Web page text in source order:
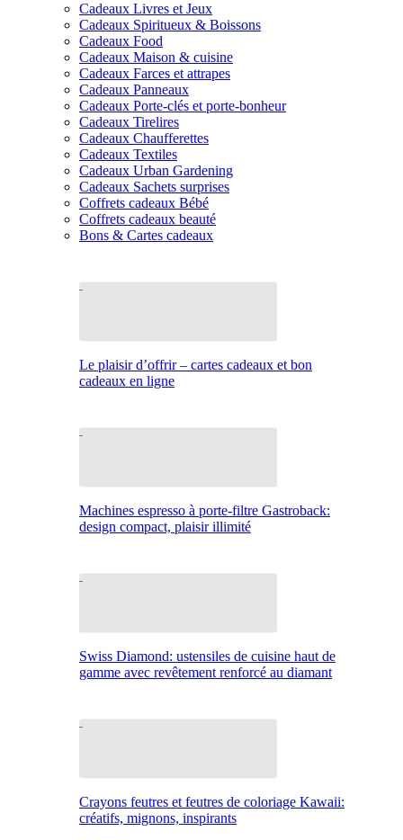
Cadeaux Livres et Jeux
Cadeaux Spiritueux & Boissons
Cadeaux Food
Cadeaux Maison & cuisine
Cadeaux Farces et attrapes
Cadeaux Panneaux
Cadeaux Porte-clés et porte-bonheur
Cadeaux Tirelires
Cadeaux Chaufferettes
Cadeaux Textiles
Cadeaux Urban Gardening
Cadeaux Sachets surprises
Coffrets cadeaux Bébé
Coffrets cadeaux beauté
Bons & Cartes cadeaux
Le plaisir d’offrir – cartes cadeaux et bon
cadeaux en ligne
Machines espresso à porte-filtre Gastroback:
design compact, plaisir illimité
Swiss Diamond: ustensiles de cuisine haut de
gamme avec revêtement renforcé au diamant
Crayons feutres et feutres de coloriage Kawaii:
créatifs, mignons, inspirants